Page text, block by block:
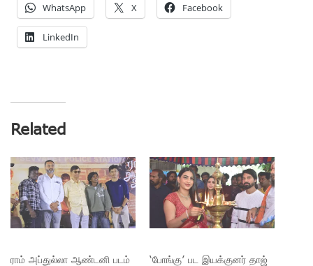
WhatsApp X Facebook
LinkedIn
Related
ராம் அப்துல்லா ஆண்டனி படம்
‘போங்கு’ பட இயக்குனர் தாஜ்